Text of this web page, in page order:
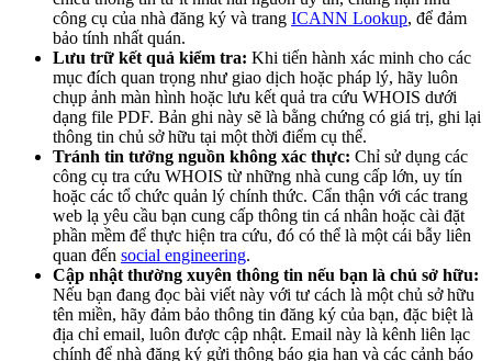
công cụ của nhà đăng ký và trang ICANN Lookup, để đảm
bảo tính nhất quán.
Lưu trữ kết quả kiểm tra: Khi tiến hành xác minh cho các
mục đích quan trọng như giao dịch hoặc pháp lý, hãy luôn
chụp ảnh màn hình hoặc lưu kết quả tra cứu WHOIS dưới
dạng file PDF. Bản ghi này sẽ là bằng chứng có giá trị, ghi lại
thông tin chủ sở hữu tại một thời điểm cụ thể.
Tránh tin tưởng nguồn không xác thực: Chỉ sử dụng các
công cụ tra cứu WHOIS từ những nhà cung cấp lớn, uy tín
hoặc các tổ chức quản lý chính thức. Cẩn thận với các trang
web lạ yêu cầu bạn cung cấp thông tin cá nhân hoặc cài đặt
phần mềm để thực hiện tra cứu, đó có thể là một cái bẫy liên
quan đến social engineering.
Cập nhật thường xuyên thông tin nếu bạn là chủ sở hữu:
Nếu bạn đang đọc bài viết này với tư cách là một chủ sở hữu
tên miền, hãy đảm bảo thông tin đăng ký của bạn, đặc biệt là
địa chỉ email, luôn được cập nhật. Email này là kênh liên lạc
chính để nhà đăng ký gửi thông báo gia hạn và các cảnh báo